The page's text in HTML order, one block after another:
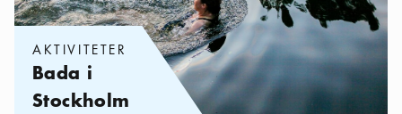
AKTIVITETER
Bada i
Stockholm